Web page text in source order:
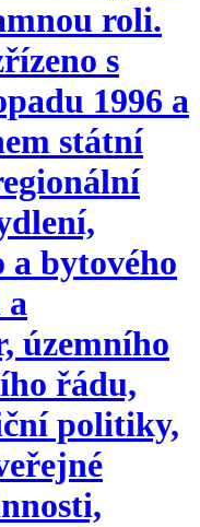
roli.
s
1996 a
státní
a bytového
a
územního
řádu,
politiky,